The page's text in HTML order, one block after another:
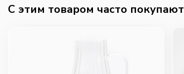
C этим товаром часто покупают